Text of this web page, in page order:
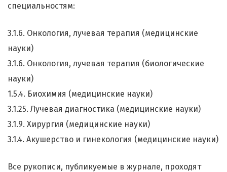
специальностям:
3.1.6. Онкология, лучевая терапия (медицинские
науки)
3.1.6. Онкология, лучевая терапия (биологические
науки)
1.5.4. Биохимия (медицинские науки)
3.1.25. Лучевая диагностика (медицинские науки)
3.1.9. Хирургия (медицинские науки)
3.1.4. Акушерство и гинекология (медицинские науки)
Все рукописи, публикуемые в журнале, проходят